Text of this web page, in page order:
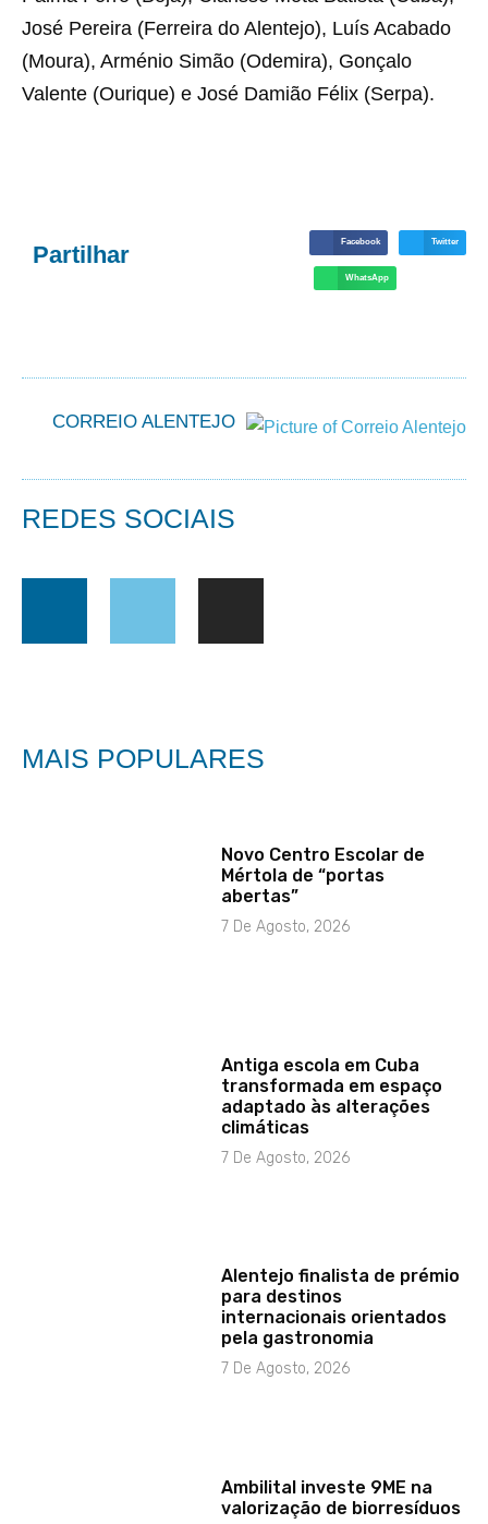
José Pereira (Ferreira do Alentejo), Luís Acabado
(Moura), Arménio Simão (Odemira), Gonçalo
Valente (Ourique) e José Damião Félix (Serpa).
Partilhar Facebook Twitter
WhatsApp
CORREIO ALENTEJO
REDES SOCIAIS
MAIS POPULARES
Novo Centro Escolar de
Mértola de “portas
abertas”
7 De Agosto, 2026
Antiga escola em Cuba
transformada em espaço
adaptado às alterações
climáticas
7 De Agosto, 2026
Alentejo finalista de prémio
para destinos
internacionais orientados
pela gastronomia
7 De Agosto, 2026
Ambilital investe 9ME na
valorização de biorresíduos